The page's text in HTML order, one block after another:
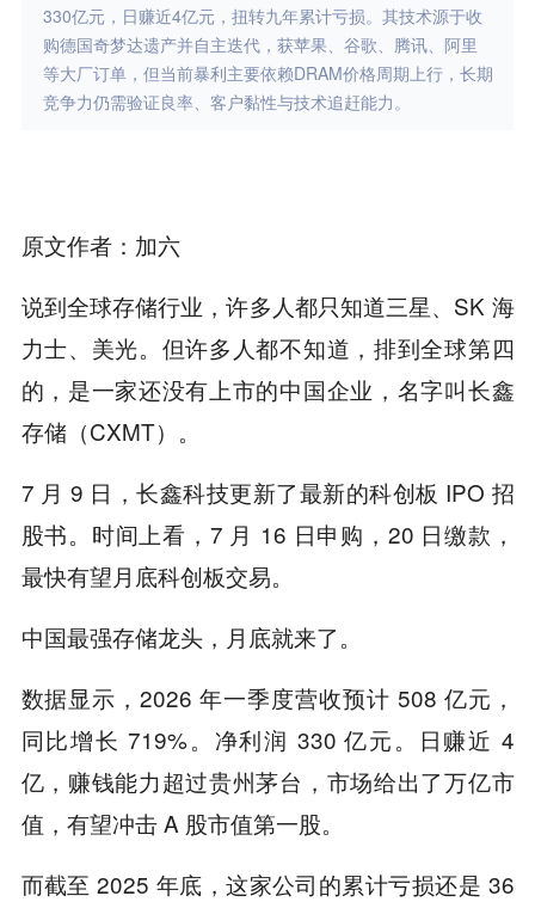
330亿元，日赚近4亿元，扭转九年累计亏损。其技术源于收
购德国奇梦达遗产并自主迭代，获苹果、谷歌、腾讯、阿里
等大厂订单，但当前暴利主要依赖DRAM价格周期上行，长期
竞争力仍需验证良率、客户黏性与技术追赶能力。
原文作者：加六
说到全球存储行业，许多人都只知道三星、SK 海
力士、美光。但许多人都不知道，排到全球第四
的，是一家还没有上市的中国企业，名字叫长鑫
存储（CXMT）。
7 月 9 日，长鑫科技更新了最新的科创板 IPO 招
股书。时间上看，7 月 16 日申购，20 日缴款，
最快有望月底科创板交易。
中国最强存储龙头，月底就来了。
数据显示，2026 年一季度营收预计 508 亿元，
同比增长 719%。净利润 330 亿元。日赚近 4
亿，赚钱能力超过贵州茅台，市场给出了万亿市
值，有望冲击 A 股市值第一股。
而截至 2025 年底，这家公司的累计亏损还是 36